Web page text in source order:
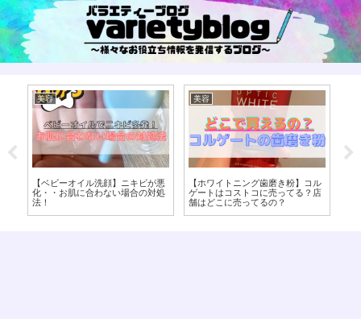
美容
【ホワイトニング歯磨き粉】コル
ゲートはコストコに売ってる？店
舗はどこに売ってるの？
美容
【16時間断食】デメリットは？オ
ートファジーダイエットに向いて
ない人はあなた！【8時間ダイエ